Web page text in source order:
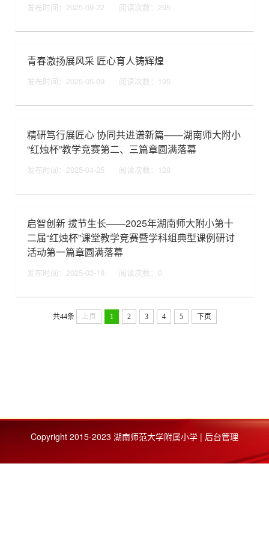
发布时间：2025-09-22 阅读次数： 295
青春激扬展风采 匠心育人铸辉煌
发布时间：2025-05-09 阅读次数： 195
精研笃行展匠心 协同共进谱新篇——湖南师大附小
“红烛杯”教学竞赛第二、三篇章圆满落幕
发布时间：2025-04-25 阅读次数： 128
启智创新 拔节生长——2025年湖南师大附小第十
二届“红烛杯”课堂教学竞赛暨学科组典型课例研讨
活动第一篇章圆满落幕
发布时间：2025-03-19 阅读次数： 0
共44条 上页 1 2 3 4 5 下页
Copyright 2015-2023 湖南师范大学附属小学 | 后台管理